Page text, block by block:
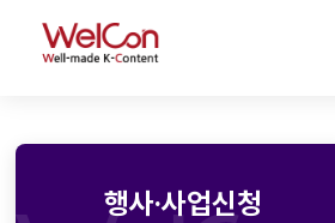
WelCon
행사·사업신청